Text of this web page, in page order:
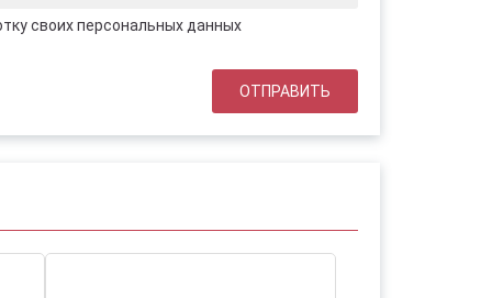
своих персональных данных